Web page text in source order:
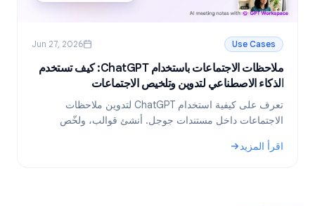
Use Cases
Jun 27, 2026
ملاحظات الاجتماعات باستخدام ChatGPT: كيف تستخدم
الذكاء الاصطناعي لتدوين وتلخيص الاجتماعات
تعرف على كيفية استخدام ChatGPT لتدوين ملاحظات
الاجتماعات داخل مستندات جوجل. أنشئ قوالب، ولخّص
Workspace.
اقرأ المزيد
: ملاحظات الاجتماعات باستخدام ChatGPT: كيف تستخدم الذكاء الاصطناعي لتدوين وتلخيص الاجتماعات